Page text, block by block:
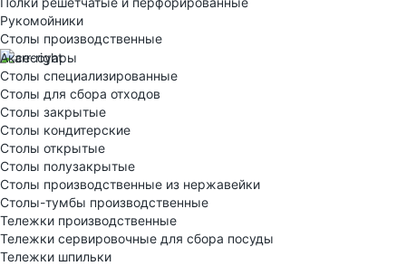
Рукомойники
Столы производственные
Аксессуары
Столы специализированные
Столы для сбора отходов
Столы закрытые
Столы кондитерские
Столы открытые
Столы полузакрытые
Столы производственные из нержавейки
Столы-тумбы производственные
Тележки производственные
Тележки сервировочные для сбора посуды
Тележки шпильки